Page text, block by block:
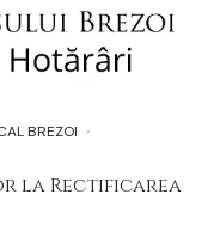
BREZOI
la Rectificarea